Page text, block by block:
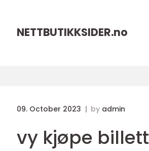
NETTBUTIKKSIDER.no
09. October 2023 by admin
vy kjøpe